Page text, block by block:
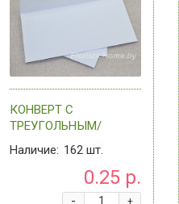
КОНВЕРТ С
ТРЕУГОЛЬНЫМ/
ПРЯМЫМ КЛАПАНОМ,
H 11 СМ Х 22 СМ, 0 - В
АССОРТИМЕНТЕ
Наличие: 162 шт.
0.25 р.
+
-